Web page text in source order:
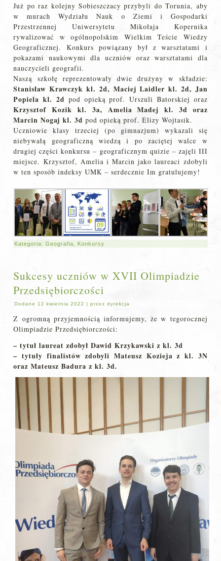
Już po raz kolejny Sobieszczacy przybyli do Torunia, aby
w murach Wydziału Nauk o Ziemi i Gospodarki
Przestrzennej Uniwersytetu Mikołaja Kopernika
rywalizować w ogólnopolskim Wielkim Teście Wiedzy
Geograficznej. Konkurs powiązany był z warsztatami i
pokazami naukowymi dla uczniów oraz warsztatami dla
nauczycieli geografii.
Naszą szkołę reprezentowały dwie drużyny w składzie:
Stanisław Krawczyk kl. 2d, Maciej Laidler kl. 2d, Jan
Popiela kl. 2d pod opieką prof. Urszuli Batorskiej oraz
Krzysztof Kozik kl. 3a, Amelia Madej kl. 3d oraz
Marcin Nogaj kl. 3d pod opieką prof. Elizy Wojtasik.
Uczniowie klasy trzeciej (po gimnazjum) wykazali się
niebywałą geograficzną wiedzą i po zaciętej walce w
drugiej części konkursu – geograficznym quizie – zajęli III
miejsce. Krzysztof, Amelia i Marcin jako laureaci zdobyli
w ten sposób indeksy UMK – serdecznie Im gratulujemy!
Kategoria:Geografia Konkursy
Sukcesy uczniów w XVII Olimpiadzie
Przedsiębiorczości
Dodane 12 kwietnia 2022 |przez dyrekcja
Z ogromną przyjemnością informujemy, że w tegorocznej
Olimpiadzie Przedsiębiorczości:
– tytuł laureat zdobył Dawid Krzykawski z kl. 3d
– tytuły finalistów zdobyli Mateusz Kozieja z kl. 3N
oraz Mateusz Badura z kl. 3d.